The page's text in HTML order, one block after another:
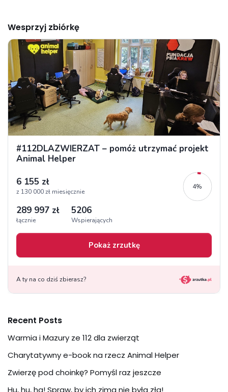
Wesprzyj zbiórkę
Recent Posts
Warmia i Mazury ze 112 dla zwierząt
Charytatywny e-book na rzecz Animal Helper
Zwierzę pod choinkę? Pomyśl raz jeszcze
Hu, hu, ha! Spraw, by ich zima nie była zła!